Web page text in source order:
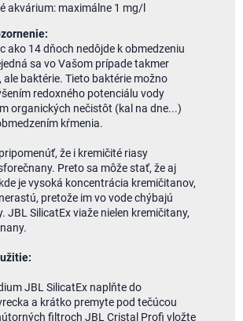
akvárium: maximálne 1 mg/l
ako 14 dňoch nedôjde k obmedzeniu
sa vo Vašom prípade takmer
ale baktérie. Tieto baktérie možno
redoxného potenciálu vody
organických nečistôt (kal na dne...)
kŕmenia.
že i kremičité riasy
Preto sa môže stať, že aj
je vysoká koncentrácia kremičitanov,
pretože im vo vode chýbajú
JBL SilicatEx viaže nielen kremičitany,
JBL SilicatEx naplňte do
a krátko premyte pod tečúcou
filtroch JBL Cristal Profi vložte